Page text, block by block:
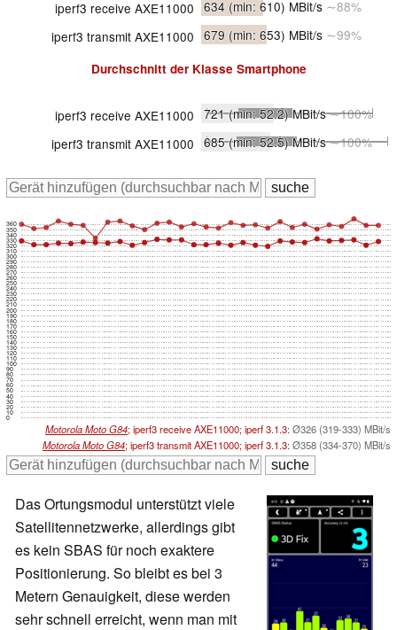
iperf3 receive AXE11000 634 (min: 610) MBit/s ∼88%
iperf3 transmit AXE11000 679 (min: 653) MBit/s ∼99%
Durchschnitt der Klasse Smartphone
iperf3 receive AXE11000 721(min: 52.2)MBit/s∼100%
iperf3 transmit AXE11000 685(min: 52.5)MBit/s∼100%
0
10
20
30
40
50
60
70
80
90
100
110
120
130
140
150
160
170
180
190
200
210
220
230
240
250
260
270
280
290
300
310
320
330
340
350
360
Motorola Moto G84; iperf3 receive AXE11000; iperf 3.1.3:Ø326 (319-333) MBit/s
Motorola Moto G84; iperf3 transmit AXE11000; iperf 3.1.3:Ø358 (334-370) MBit/s
Das Ortungsmodul unterstützt viele
Satellitennetzwerke, allerdings gibt
es kein SBAS für noch exaktere
Positionierung. So bleibt es bei 3
Metern Genauigkeit, diese werden
sehr schnell erreicht, wenn man mit